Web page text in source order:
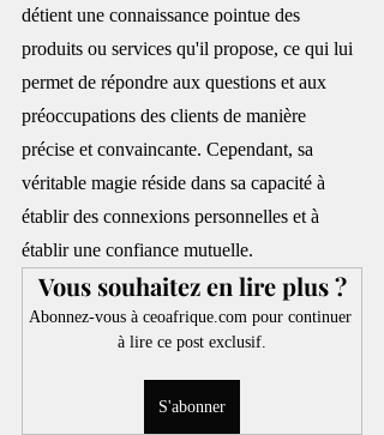
détient une connaissance pointue des
produits ou services qu'il propose, ce qui lui
permet de répondre aux questions et aux
préoccupations des clients de manière
précise et convaincante. Cependant, sa
véritable magie réside dans sa capacité à
établir des connexions personnelles et à
établir une confiance mutuelle.
Vous souhaitez en lire plus ?
Abonnez-vous à ceoafrique.com pour continuer
à lire ce post exclusif.
S'abonner